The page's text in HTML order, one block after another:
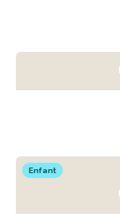
Enfant